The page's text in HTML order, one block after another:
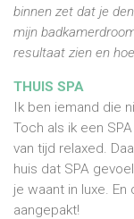
binnen zet dat je
mijn
resultaat zien en
THUIS SPA
Ik ben iemand die
Toch als ik een
van tijd relaxed.
huis dat SPA
je waant in luxe.
aangepakt!